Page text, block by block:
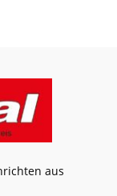
aus